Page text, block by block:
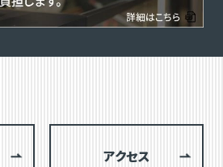
アクセス